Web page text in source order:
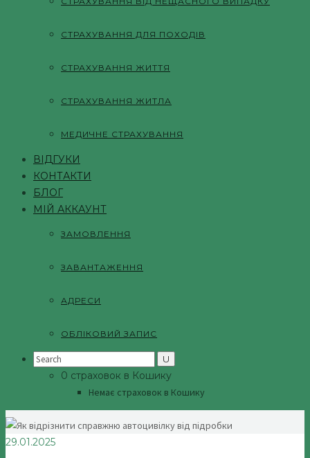
СТРАХУВАННЯ ДЛЯ ПОХОДІВ
СТРАХУВАННЯ ЖИТТЯ
СТРАХУВАННЯ ЖИТЛА
МЕДИЧНЕ СТРАХУВАННЯ
ВІДГУКИ
КОНТАКТИ
БЛОГ
МІЙ АККАУНТ
ЗАМОВЛЕННЯ
ЗАВАНТАЖЕННЯ
АДРЕСИ
ОБЛІКОВИЙ ЗАПИС
Search
0 страховок в Кошику
Немає страховок в Кошику
29.01.2025